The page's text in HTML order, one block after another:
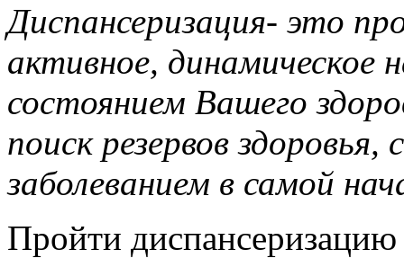
Диспансеризация- это
активное, динамическое
состоянием Вашего
поиск резервов
заболеванием в самой
Пройти